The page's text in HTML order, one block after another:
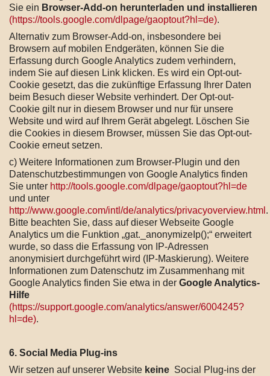
Sie ein Browser-Add-on herunterladen und installieren
(https://tools.google.com/dlpage/gaoptout?hl=de).
Alternativ zum Browser-Add-on, insbesondere bei
Browsern auf mobilen Endgeräten, können Sie die
Erfassung durch Google Analytics zudem verhindern,
indem Sie auf diesen Link klicken. Es wird ein Opt-out-
Cookie gesetzt, das die zukünftige Erfassung Ihrer Daten
beim Besuch dieser Website verhindert. Der Opt-out-
Cookie gilt nur in diesem Browser und nur für unsere
Website und wird auf Ihrem Gerät abgelegt. Löschen Sie
die Cookies in diesem Browser, müssen Sie das Opt-out-
Cookie erneut setzen.
c) Weitere Informationen zum Browser-Plugin und den
Datenschutzbestimmungen von Google Analytics finden
Sie unter http://tools.google.com/dlpage/gaoptout?hl=de
und unter
http://www.google.com/intl/de/analytics/privacyoverview.html .
Bitte beachten Sie, dass auf dieser Webseite Google
Analytics um die Funktion „gat._anonymizeIp();“ erweitert
wurde, so dass die Erfassung von IP-Adressen
anonymisiert durchgeführt wird (IP-Maskierung). Weitere
Informationen zum Datenschutz im Zusammenhang mit
Google Analytics finden Sie etwa in der Google Analytics-
Hilfe
(https://support.google.com/analytics/answer/6004245?
hl=de).
6. Social Media Plug-ins
Wir setzen auf unserer Website keine Social Plug-ins der